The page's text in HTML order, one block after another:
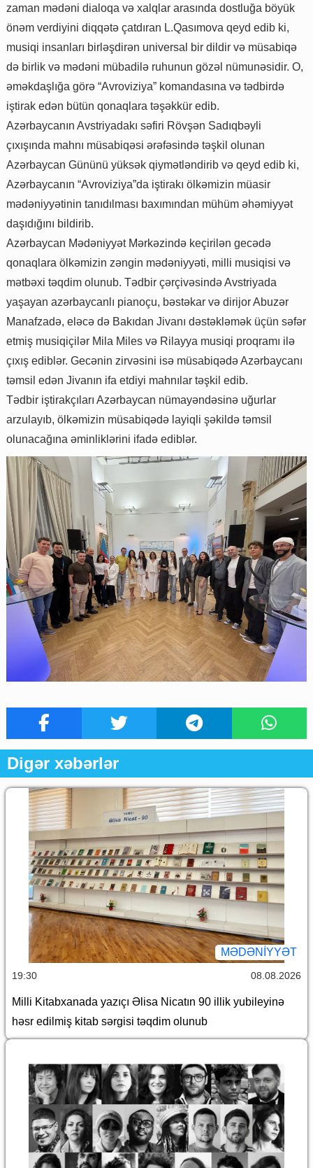
zaman mədəni dialoqa və xalqlar arasında dostluğa böyük
önəm verdiyini diqqətə çatdıran L.Qasımova qeyd edib ki,
musiqi insanları birləşdirən universal bir dildir və müsabiqə
də birlik və mədəni mübadilə ruhunun gözəl nümunəsidir. O,
əməkdaşlığa görə “Avroviziya” komandasına və tədbirdə
iştirak edən bütün qonaqlara təşəkkür edib.
Azərbaycanın Avstriyadakı səfiri Rövşən Sadıqbəyli
çıxışında mahnı müsabiqəsi ərəfəsində təşkil olunan
Azərbaycan Gününü yüksək qiymətləndirib və qeyd edib ki,
Azərbaycanın “Avroviziya”da iştirakı ölkəmizin müasir
mədəniyyətinin tanıdılması baxımından mühüm əhəmiyyət
daşıdığını bildirib.
Azərbaycan Mədəniyyət Mərkəzində keçirilən gecədə
qonaqlara ölkəmizin zəngin mədəniyyəti, milli musiqisi və
mətbəxi təqdim olunub. Tədbir çərçivəsində Avstriyada
yaşayan azərbaycanlı pianoçu, bəstəkar və dirijor Abuzər
Manafzadə, eləcə də Bakıdan Jivanı dəstəkləmək üçün səfər
etmiş musiqiçilər Mila Miles və Rilayya musiqi proqramı ilə
çıxış ediblər. Gecənin zirvəsini isə müsabiqədə Azərbaycanı
təmsil edən Jivanın ifa etdiyi mahnılar təşkil edib.
Tədbir iştirakçıları Azərbaycan nümayəndəsinə uğurlar
arzulayıb, ölkəmizin müsabiqədə layiqli şəkildə təmsil
olunacağına əminliklərini ifadə ediblər.
Digər xəbərlər
MƏDƏNIYYƏT
19:30 08.08.2026
Milli Kitabxanada yazıçı Əlisa Nicatın 90 illik yubileyinə
həsr edilmiş kitab sərgisi təqdim olunub